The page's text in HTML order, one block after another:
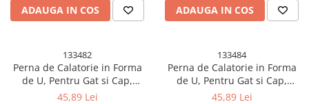
ADAUGA IN COS ADAUGA IN COS
133482
Perna de Calatorie in Forma
de U, Pentru Gat si Cap,
Umplutura din Spuma cu
45,89 Lei
133484
Perna de Calatorie in Forma
de U, Pentru Gat si Cap,
Umplutura din Spuma cu
45,89 Lei